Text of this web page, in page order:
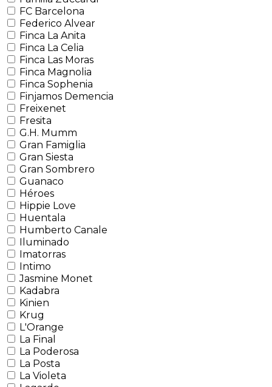
FC Barcelona
Federico Alvear
Finca La Anita
Finca La Celia
Finca Las Moras
Finca Magnolia
Finca Sophenia
Finjamos Demencia
Freixenet
Fresita
G.H. Mumm
Gran Famiglia
Gran Siesta
Gran Sombrero
Guanaco
Héroes
Hippie Love
Huentala
Humberto Canale
Iluminado
Imatorras
Intimo
Jasmine Monet
Kadabra
Kinien
Krug
L'Orange
La Final
La Poderosa
La Posta
La Violeta